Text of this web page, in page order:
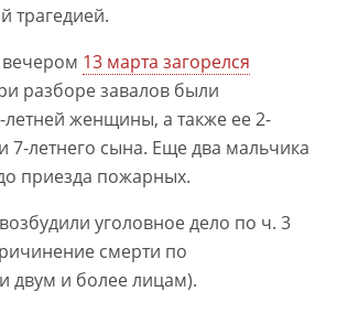
трагедией.
13 марта загорелся
разборе завалов были
женщины, а также ее 2-
7-летнего сына. Еще два мальчика
приезда пожарных.
уголовное дело по ч. 3
смерти по
двум и более лицам).